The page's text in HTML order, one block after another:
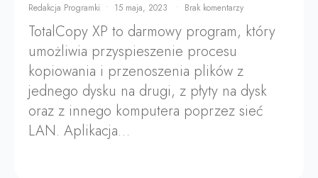
Redakcja Programki 15 maja, 2023 Brak komentarzy
TotalCopy XP to darmowy program, który
umożliwia przyspieszenie procesu
kopiowania i przenoszenia plików z
jednego dysku na drugi, z płyty na dysk
oraz z innego komputera poprzez sieć
LAN. Aplikacja…